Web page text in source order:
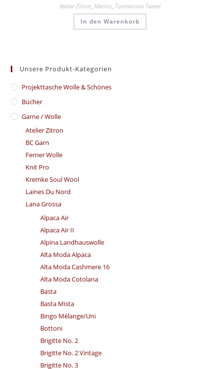
Atelier Zitron, Merino, Tasmanian Tweed
In den Warenkorb
Unsere Produkt-Kategorien
​Projekttasche Wolle & Schönes
Bücher
Garne / Wolle
Atelier Zitron
BC Garn
Ferner Wolle
Knit Pro
Kremke Soul Wool
Laines Du Nord
Lana Grossa
Alpaca Air
Alpaca Air II
Alpina Landhauswolle
Alta Moda Alpaca
Alta Moda Cashmere 16
Alta Moda Cotolana
Basta
Basta Mista
Bingo Mélange/​Uni
Bottoni
Brigitte No. 2
Brigitte No. 2 Vintage
Brigitte No. 3